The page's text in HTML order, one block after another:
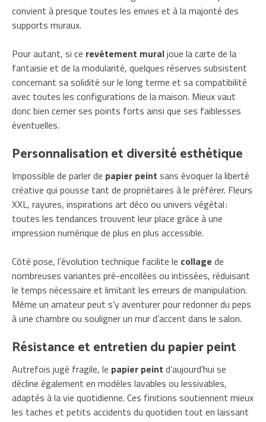
convient à presque toutes les envies et à la majorité des
supports muraux.
Pour autant, si ce revêtement muraljoue la carte de la
fantaisie et de la modularité, quelques réserves subsistent
concernant sa solidité sur le long terme et sa compatibilité
avec toutes les configurations de la maison. Mieux vaut
donc bien cerner ses points forts ainsi que ses faiblesses
éventuelles.
Personnalisation et diversité esthétique
Impossible de parler de papier peint sans évoquer la liberté
créative qui pousse tant de propriétaires à le préférer. Fleurs
XXL, rayures, inspirations art déco ou univers végétal :
toutes les tendances trouvent leur place grâce à une
impression numérique de plus en plus accessible.
Côté pose, l’évolution technique facilite le collage de
nombreuses variantes pré-encollées ou intissées, réduisant
le temps nécessaire et limitant les erreurs de manipulation.
Même un amateur peut s’y aventurer pour redonner du peps
à une chambre ou souligner un mur d’accent dans le salon.
Résistance et entretien du papier peint
Autrefois jugé fragile, le papier peint d’aujourd’hui se
décline également en modèles lavables ou lessivables,
adaptés à la vie quotidienne. Ces finitions soutiennent mieux
les taches et petits accidents du quotidien tout en laissant